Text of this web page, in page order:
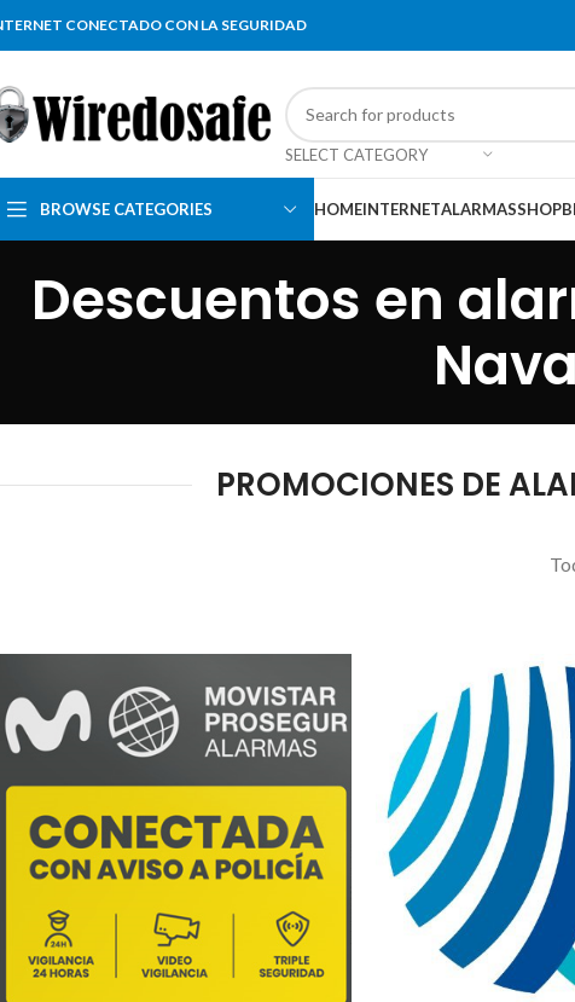
CONECTADO CON LA SEGURIDAD
SELECT CATEGORY
BROWSE CATEGORIES HOMEINTERNETALARMASSHOP
Descuentos en
PROMOCIONES DE